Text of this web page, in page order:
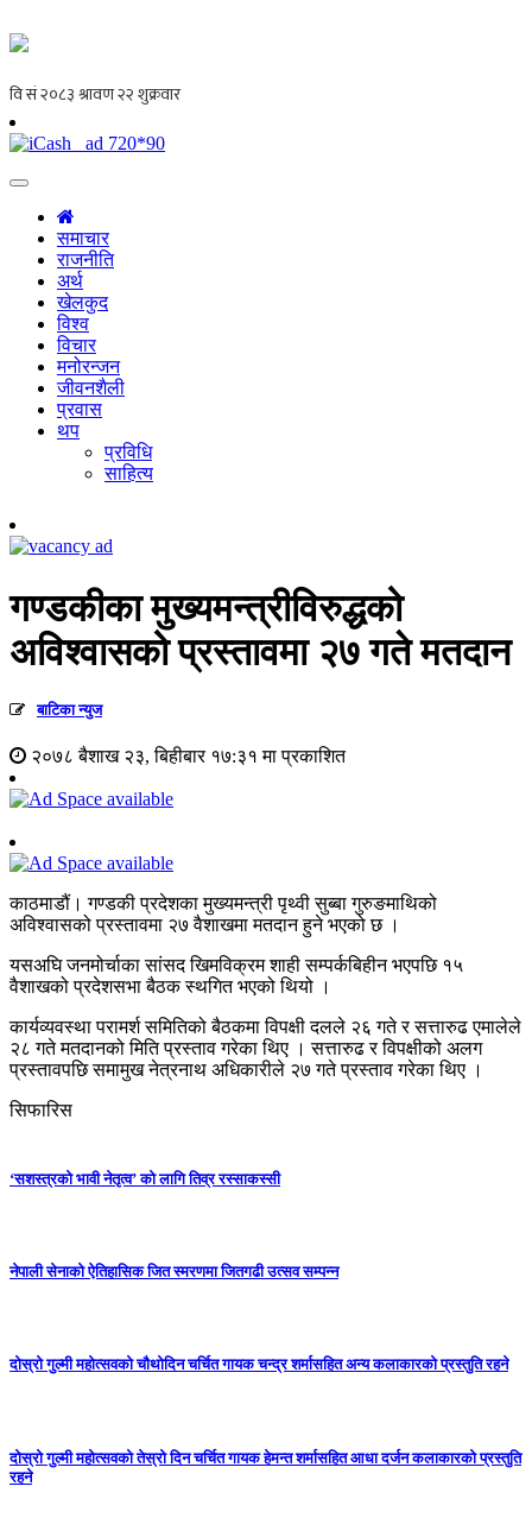
समाचार
राजनीति
अर्थ
खेलकुद
विश्व
विचार
मनोरन्जन
जीवनशैली
प्रवास
थप
प्रविधि
साहित्य
गण्डकीका मुख्यमन्त्रीविरुद्धको
अविश्वासको प्रस्तावमा २७ गते मतदान
बाटिका न्युज
२०७८ बैशाख २३, बिहीबार १७:३१ मा प्रकाशित
काठमाडौं। गण्डकी प्रदेशका मुख्यमन्त्री पृथ्वी सुब्बा गुरुङमाथिको
अविश्वासको प्रस्तावमा २७ वैशाखमा मतदान हुने भएको छ ।
यसअघि जनमोर्चाका सांसद खिमविक्रम शाही सम्पर्कबिहीन भएपछि १५
वैशाखको प्रदेशसभा बैठक स्थगित भएको थियो ।
कार्यव्यवस्था परामर्श समितिको बैठकमा विपक्षी दलले २६ गते र सत्तारुढ एमालेले
२८ गते मतदानको मिति प्रस्ताव गरेका थिए । सत्तारुढ र विपक्षीको अलग
प्रस्तावपछि समामुख नेत्रनाथ अधिकारीले २७ गते प्रस्ताव गरेका थिए ।
सिफारिस
‘सशस्त्रको भावी नेतृत्व’ को लागि तिव्र रस्साकस्सी
नेपाली सेनाको ऐतिहासिक जित स्मरणमा जितगढी उत्सव सम्पन्न
दोस्रो गुल्मी महोत्सवको चौथोदिन चर्चित गायक चन्द्र शर्मासहित अन्य कलाकारको प्रस्तुति रहने
दोस्रो गुल्मी महोत्सवको तेस्रो दिन चर्चित गायक हेमन्त शर्मासहित आधा दर्जन कलाकारको प्रस्तुति
रहने